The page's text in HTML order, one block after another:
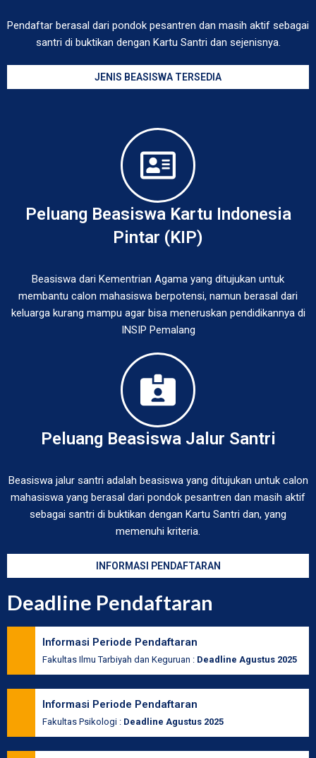
Pendaftar berasal dari pondok pesantren dan masih aktif sebagai
santri di buktikan dengan Kartu Santri dan sejenisnya.
JENIS BEASISWA TERSEDIA
Peluang Beasiswa Kartu Indonesia
Pintar (KIP)
Beasiswa dari Kementrian Agama yang ditujukan untuk
membantu calon mahasiswa berpotensi, namun berasal dari
keluarga kurang mampu agar bisa meneruskan pendidikannya di
INSIP Pemalang
Peluang Beasiswa Jalur Santri
Beasiswa jalur santri adalah beasiswa yang ditujukan untuk calon
mahasiswa yang berasal dari pondok pesantren dan masih aktif
sebagai santri di buktikan dengan Kartu Santri dan, yang
memenuhi kriteria.
INFORMASI PENDAFTARAN
Deadline Pendaftaran
Informasi Periode Pendaftaran
Fakultas Ilmu Tarbiyah dan Keguruan : Deadline Agustus 2025
Informasi Periode Pendaftaran
Fakultas Psikologi : Deadline Agustus 2025